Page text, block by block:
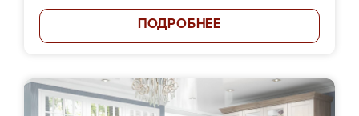
ПОДРОБНЕЕ